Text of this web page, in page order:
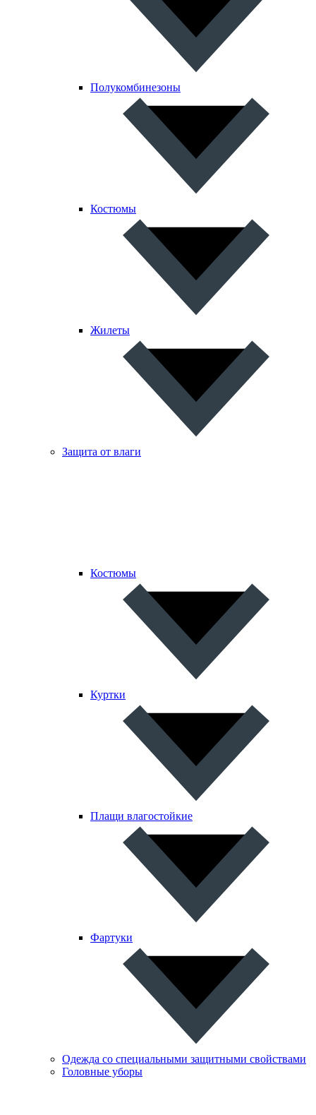
Полукомбинезоны
Костюмы
Жилеты
Защита от влаги
Костюмы
Куртки
Плащи влагостойкие
Фартуки
Одежда со специальными защитными свойствами
Головные уборы